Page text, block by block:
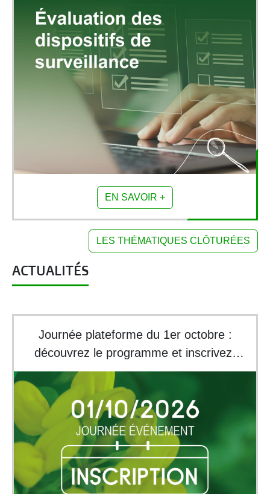
EN SAVOIR +
LES THÉMATIQUES CLÔTURÉES
ACTUALITÉS
Journée plateforme du 1er octobre :
découvrez le programme et inscrivez-
vous !